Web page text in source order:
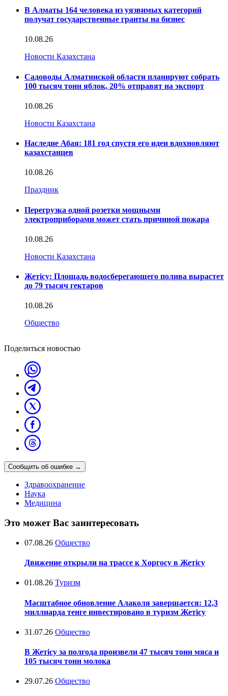
В Алматы 164 человека из уязвимых категорий
получат государственные гранты на бизнес
10.08.26
Новости Казахстана
Садоводы Алматинской области планируют собрать
100 тысяч тонн яблок, 20% отправят на экспорт
10.08.26
Новости Казахстана
Наследие Абая: 181 год спустя его идеи вдохновляют
казахстанцев
10.08.26
Праздник
Перегрузка одной розетки мощными
электроприборами может стать причиной пожара
10.08.26
Новости Казахстана
Жетісу: Площадь водосберегающего полива вырастет
до 79 тысяч гектаров
10.08.26
Общество
Поделиться новостью
Сообщить об ошибке →
Здравоохранение
Наука
Медицина
Это может Вас заинтересовать
07.08.26 Общество
Движение открыли на трассе к Хоргосу в Жетісу
01.08.26 Туризм
Масштабное обновление Алаколя завершается: 12,3
миллиарда тенге инвестировано в туризм Жетісу
31.07.26 Общество
В Жетісу за полгода произвели 47 тысяч тонн мяса и
105 тысяч тонн молока
29.07.26 Общество